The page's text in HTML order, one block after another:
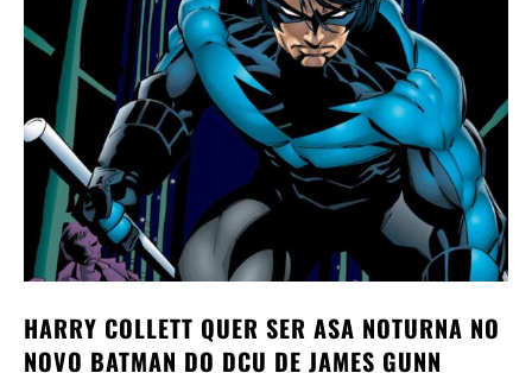
HARRY COLLETT QUER SER ASA NOTURNA NO
NOVO BATMAN DO DCU DE JAMES GUNN